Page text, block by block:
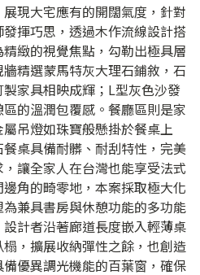
現大宅應有的開闊氣度，針對
揮巧思，透過木作流線設計搭
緻的視覺焦點，勾勒出極具層
精選蒙馬特灰大理石鋪敘，石
家具相映成輝；L型灰色沙發
的溫潤包覆感。餐廳區則是家
吊燈如珠寶般懸掛於餐桌上
桌具備耐髒、耐刮特性，完美
讓全家人在台灣也能享受法式
角的畸零地，本案採取極大化
兼具書房與休憩功能的多功能
計者沿著廊道長度嵌入輕薄桌
，擴展收納彈性之餘，也創造
優異調光機能的百葉窗，確保